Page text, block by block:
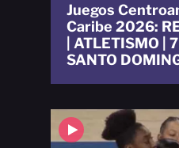
Juegos
Caribe 2026:
| ATLETISMO |
SANTO